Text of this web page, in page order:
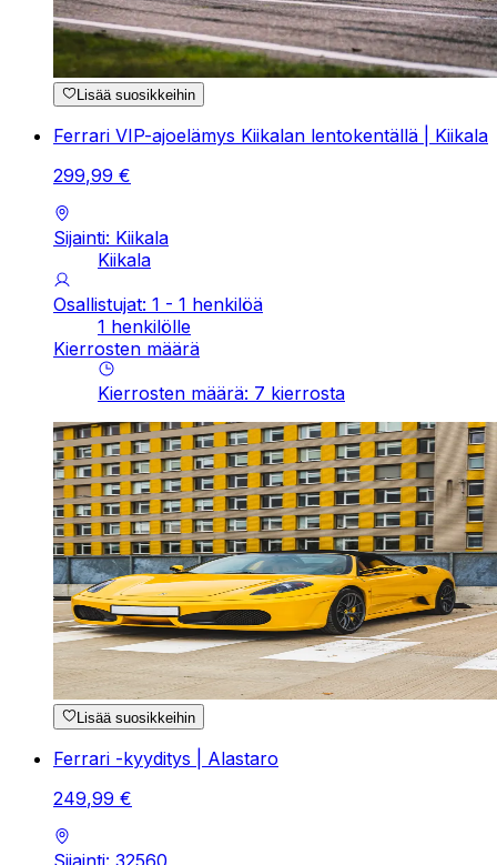
Lisää suosikkeihin
Ferrari VIP-ajoelämys Kiikalan lentokentällä | Kiikala
299,99 €
Sijainti: Kiikala
Kiikala
Osallistujat: 1 - 1 henkilöä
1 henkilölle
Kierrosten määrä
Kierrosten määrä: 7 kierrosta
Lisää suosikkeihin
Ferrari -kyyditys | Alastaro
249,99 €
Sijainti: 32560